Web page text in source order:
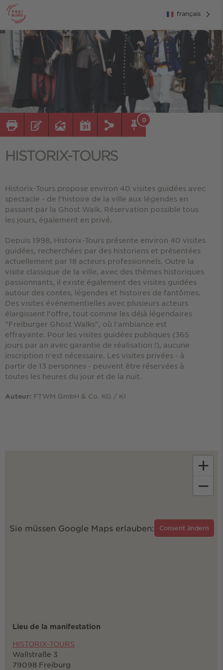
français
0
HISTORIX-TOURS
Historix-Tours propose environ 40 visites guidées avec
spectacle - de l'histoire de la ville aux légendes en
passant par la Ghost Walk. Réservation possible tous
les jours, également en privé.
Depuis 1998, Historix-Tours présente environ 40 visites
guidées, recherchées par des historiens et présentées
actuellement par 18 acteurs professionnels. Outre la
visite classique de la ville, avec des thèmes historiques
passionnants, il existe également des visites guidées
autour des contes, légendes et histoires de fantômes.
Des visites événementielles avec plusieurs acteurs
élargissent l'offre, tout comme les déjà légendaires
"Freiburger Ghost Walks", où l'ambiance est
effrayante. Pour les visites guidées publiques (365
jours par an avec garantie de réalisation !), aucune
inscription n'est nécessaire. Les visites privées - à
partir de 13 personnes - peuvent être réservées à
toutes les heures du jour et de la nuit.
Auteur: FTWM GmbH & Co. KG / KI
Sie müssen Google Maps erlauben: Consent ändern
+
−
Lieu de la manifestation
HISTORIX-TOURS
Wallstraße 3
79098 Freiburg